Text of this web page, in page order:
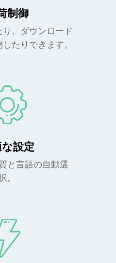
制御
、ダウンロード
たりできます。
設定
と言語の自動選
。